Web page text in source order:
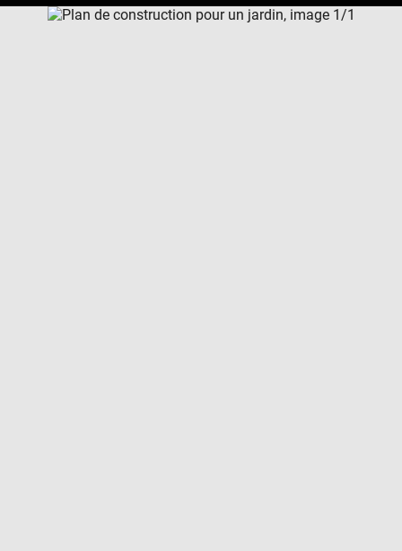
Download
Next
Previous